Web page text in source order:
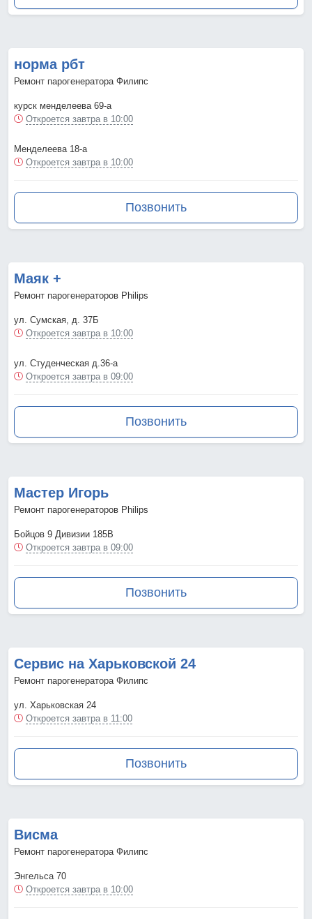
норма рбт
Ремонт парогенератора Филипс
курск менделеева 69-а
Откроется завтра в 10:00
Менделеева 18-а
Откроется завтра в 10:00
Позвонить
Маяк +
Ремонт парогенераторов Philips
ул. Сумская, д. 37Б
Откроется завтра в 10:00
ул. Студенческая д.36-а
Откроется завтра в 09:00
Позвонить
Мастер Игорь
Ремонт парогенераторов Philips
Бойцов 9 Дивизии 185В
Откроется завтра в 09:00
Позвонить
Сервис на Харьковской 24
Ремонт парогенератора Филипс
ул. Харьковская 24
Откроется завтра в 11:00
Позвонить
Висма
Ремонт парогенератора Филипс
Энгельса 70
Откроется завтра в 10:00